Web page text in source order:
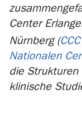
Center
Nürnberg (
Nationalen
die Strukturen
klinische